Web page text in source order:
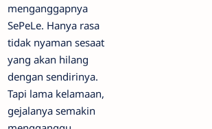
menganggapnya
SePeLe. Hanya rasa
tidak nyaman sesaat
yang akan hilang
dengan sendirinya.
Tapi lama kelamaan,
gejalanya semakin